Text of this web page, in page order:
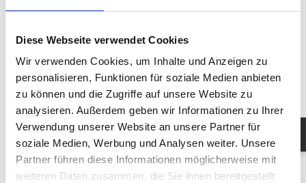
Diese Webseite verwendet Cookies
Wir verwenden Cookies, um Inhalte und Anzeigen zu
personalisieren, Funktionen für soziale Medien anbieten
zu können und die Zugriffe auf unsere Website zu
analysieren. Außerdem geben wir Informationen zu Ihrer
Verwendung unserer Website an unsere Partner für
soziale Medien, Werbung und Analysen weiter. Unsere
Partner führen diese Informationen möglicherweise mit
weiteren Daten zusammen, die Sie ihnen bereitgestellt
Messung von Cholesterin, Blut-zucker- und Blutdruck